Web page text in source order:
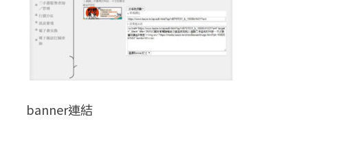
banner連結